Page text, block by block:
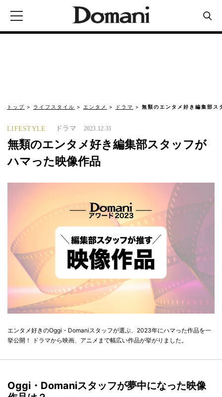
トップ ライフスタイル エンタメ ドラマ 無類のエンタメ好き編集部ス
LIFESTYLE ドラマ 2023.12.31
無類のエンタメ好き編集部スタッフが
ハマった映像作品
エンタメ好きのOggi・Domaniスタッフが選ぶ、2023年にハマった作品を一
挙公開！ ドラマから映画、アニメまで幅広い作品が挙がりました。
Oggi・Domaniスタッフが夢中になった映像